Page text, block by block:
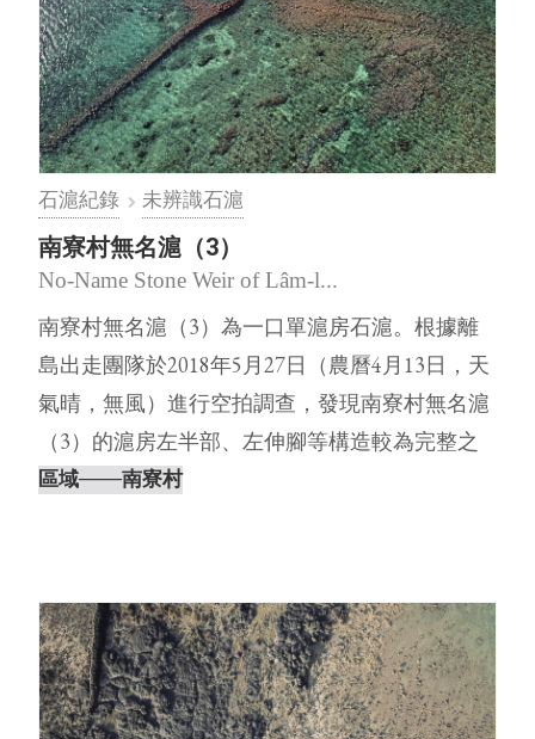
石滬紀錄 未辨識石滬
南寮村無名滬（3）
No-Name Stone Weir of Lâm-l...
南寮村無名滬（3）為一口單滬房石滬。根據離
島出走團隊於2018年5月27日（農曆4月13日，天
氣晴，無風）進行空拍調查，發現南寮村無名滬
（3）的滬房左半部、左伸腳等構造較為完整之
外，其他部分幾近崩塌，⋯
區域───南寮村